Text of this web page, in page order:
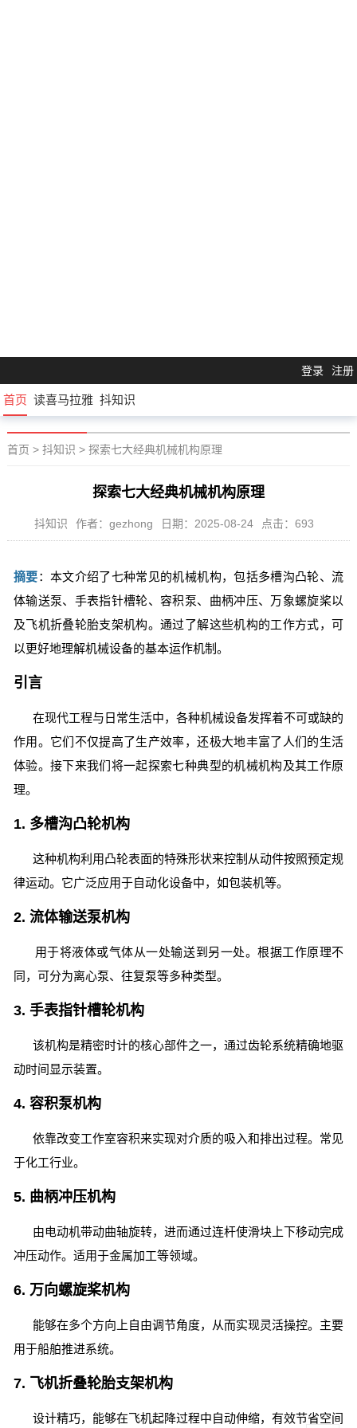
登录 注册
首页 读喜马拉雅 抖知识
首页 > 抖知识 > 探索七大经典机械机构原理
探索七大经典机械机构原理
抖知识 作者：gezhong 日期：2025-08-24 点击：693
摘要：本文介绍了七种常见的机械机构，包括多槽沟凸轮、流
体输送泵、手表指针槽轮、容积泵、曲柄冲压、万象螺旋桨以
及飞机折叠轮胎支架机构。通过了解这些机构的工作方式，可
以更好地理解机械设备的基本运作机制。
引言
在现代工程与日常生活中，各种机械设备发挥着不可或缺的
作用。它们不仅提高了生产效率，还极大地丰富了人们的生活
体验。接下来我们将一起探索七种典型的机械机构及其工作原
理。
1. 多槽沟凸轮机构
这种机构利用凸轮表面的特殊形状来控制从动件按照预定规
律运动。它广泛应用于自动化设备中，如包装机等。
2. 流体输送泵机构
用于将液体或气体从一处输送到另一处。根据工作原理不
同，可分为离心泵、往复泵等多种类型。
3. 手表指针槽轮机构
该机构是精密时计的核心部件之一，通过齿轮系统精确地驱
动时间显示装置。
4. 容积泵机构
依靠改变工作室容积来实现对介质的吸入和排出过程。常见
于化工行业。
5. 曲柄冲压机构
由电动机带动曲轴旋转，进而通过连杆使滑块上下移动完成
冲压动作。适用于金属加工等领域。
6. 万向螺旋桨机构
能够在多个方向上自由调节角度，从而实现灵活操控。主要
用于船舶推进系统。
7. 飞机折叠轮胎支架机构
设计精巧，能够在飞机起降过程中自动伸缩，有效节省空间